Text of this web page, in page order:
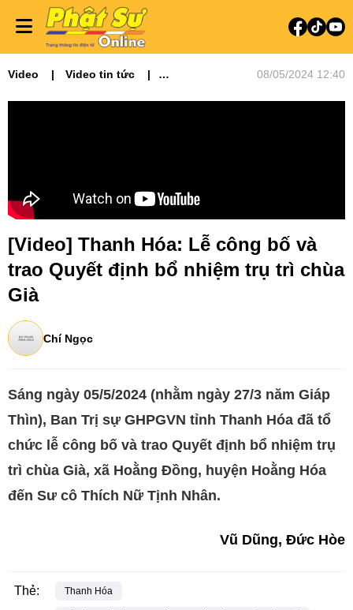
Video
Video tin tức
08/05/2024 12:40
[Video] Thanh Hóa: Lễ công bố và
trao Quyết định bổ nhiệm trụ trì chùa
Già
Chí Ngọc
Sáng ngày 05/5/2024 (nhằm ngày 27/3 năm Giáp
Thìn), Ban Trị sự GHPGVN tỉnh Thanh Hóa đã tổ
chức lễ công bố và trao Quyết định bổ nhiệm trụ
trì chùa Già, xã Hoằng Đồng, huyện Hoằng Hóa
đến Sư cô Thích Nữ Tịnh Nhân.
Vũ Dũng, Đức Hòe
Thẻ: Thanh Hóa